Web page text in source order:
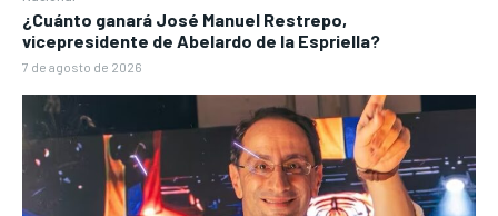
¿Cuánto ganará José Manuel Restrepo,
vicepresidente de Abelardo de la Espriella?
7 de agosto de 2026